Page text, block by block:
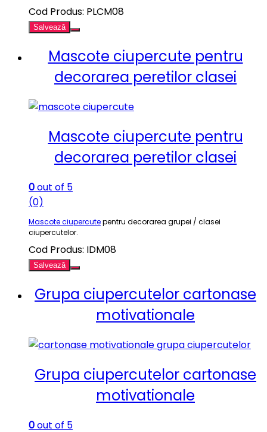
Cod Produs: PLCM08
Salvează
Mascote ciupercute pentru
decorarea peretilor clasei
Mascote ciupercute pentru
decorarea peretilor clasei
0out of 5
(0)
Mascote ciupercutepentru decorarea grupei / clasei
ciupercutelor.
Cod Produs: IDM08
Salvează
Grupa ciupercutelor cartonase
motivationale
Grupa ciupercutelor cartonase
motivationale
0out of 5